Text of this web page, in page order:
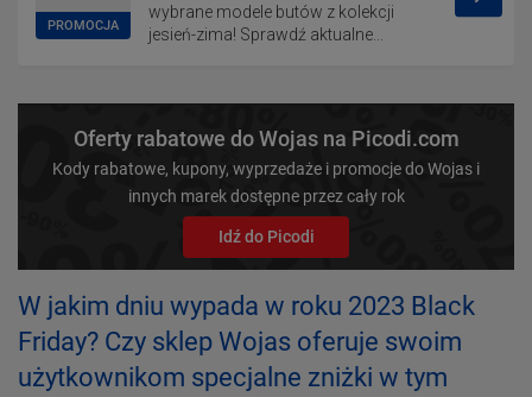
PROMOCJA
wybrane modele butów z kolekcji
jesień-zima! Sprawdź aktualne...
Oferty rabatowe do Wojas na Picodi.com
Kody rabatowe, kupony, wyprzedaże i promocje do Wojas i
innych marek dostępne przez cały rok
Idź do Picodi
W jakim dniu wypada w roku 2023 Black
Friday? Czy sklep Wojas oferuje swoim
użytkownikom specjalne zniżki w tym